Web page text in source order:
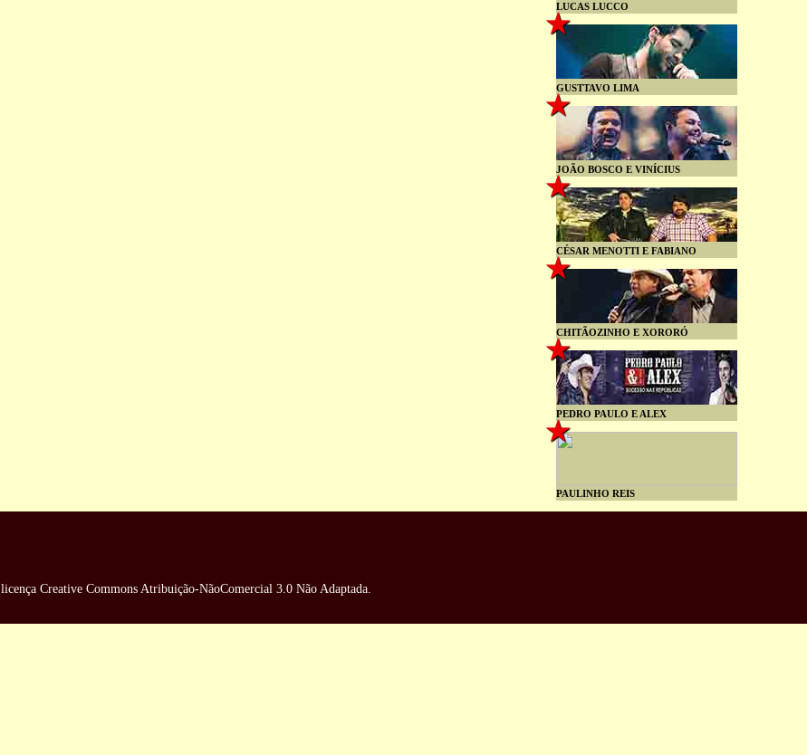
LUCAS LUCCO
GUSTTAVO LIMA
JOÃO BOSCO E VINÍCIUS
CÉSAR MENOTTI E FABIANO
CHITÃOZINHO E XORORÓ
PEDRO PAULO E ALEX
PAULINHO REIS
licença Creative Commons Atribuição-NãoComercial 3.0 Não Adaptada.